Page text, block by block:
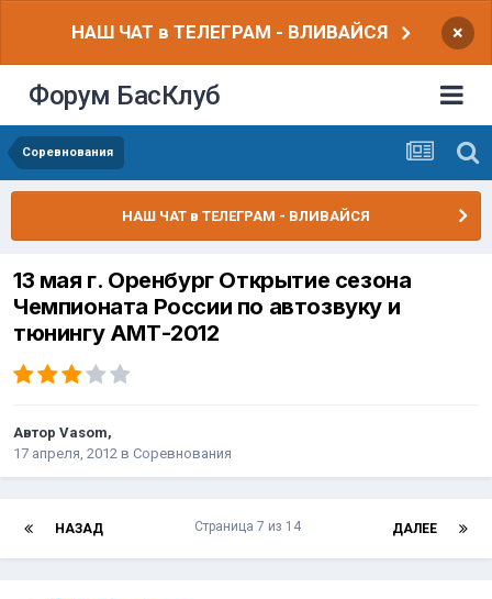
НАШ ЧАТ в ТЕЛЕГРАМ - ВЛИВАЙСЯ ×
Форум БасКлуб
Соревнования
НАШ ЧАТ в ТЕЛЕГРАМ - ВЛИВАЙСЯ
13 мая г. Оренбург Открытие сезона
Чемпионата России по автозвуку и
тюнингу АМТ-2012
Автор Vasom,
17 апреля, 2012 в Соревнования
НАЗАД ДАЛЕЕ
Страница 7 из 14